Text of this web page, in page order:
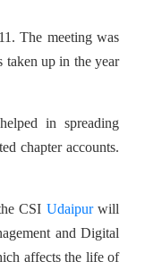
The meeting was
taken up in the year
in spreading
chapter accounts.
CSI Udaipurwill
and Digital
affects the life of